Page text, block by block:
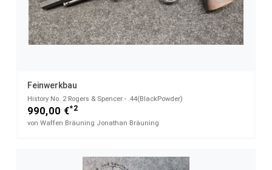
Feinwerkbau
History No. 2 Rogers & Spencer - .44(BlackPowder)
990,00 €*2
von Waffen Bräuning Jonathan Bräuning